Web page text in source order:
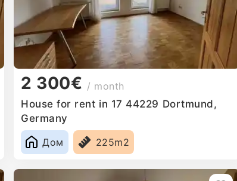
2 300€ / month
House for rent in 17 44229 Dortmund,
Germany
Дом
225m2